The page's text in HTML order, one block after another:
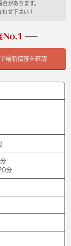
があります。
せ下さい！
最新情報を確認
]
分